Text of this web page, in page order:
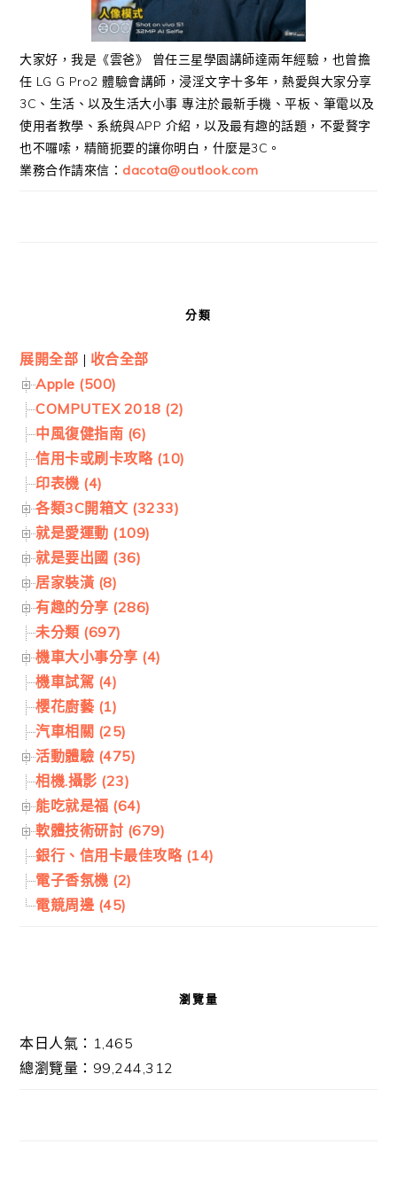
大家好，我是《雲爸》 曾任三星學園講師達兩年經驗，也曾擔
任 LG G Pro2 體驗會講師，浸淫文字十多年，熱愛與大家分享
3C、生活、以及生活大小事 專注於最新手機、平板、筆電以及
使用者教學、系統與APP 介紹，以及最有趣的話題，不愛贅字
也不囉嗦，精簡扼要的讓你明白，什麼是3C。
業務合作請來信： dacota@outlook.com
分類
展開全部 | 收合全部
Apple (500)
COMPUTEX 2018 (2)
中風復健指南 (6)
信用卡或刷卡攻略 (10)
印表機 (4)
各類3C開箱文 (3233)
就是愛運動 (109)
就是要出國 (36)
居家裝潢 (8)
有趣的分享 (286)
未分類 (697)
機車大小事分享 (4)
機車試駕 (4)
櫻花廚藝 (1)
汽車相關 (25)
活動體驗 (475)
相機.攝影 (23)
能吃就是福 (64)
軟體技術研討 (679)
銀行、信用卡最佳攻略 (14)
電子香氛機 (2)
電競周邊 (45)
瀏覽量
本日人氣：1,465
總瀏覽量：99,244,312